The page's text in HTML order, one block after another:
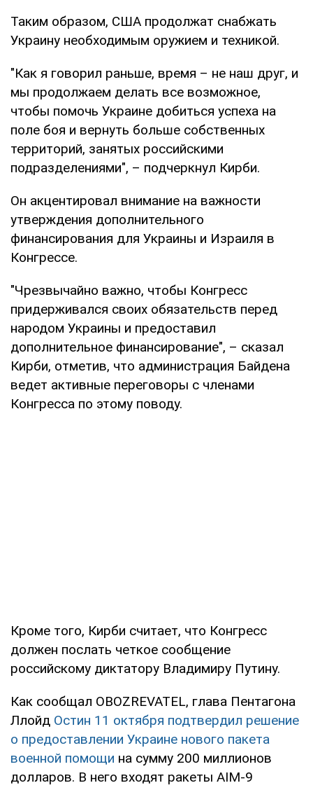
Таким образом, США продолжат снабжать
Украину необходимым оружием и техникой.
"Как я говорил раньше, время – не наш друг, и
мы продолжаем делать все возможное,
чтобы помочь Украине добиться успеха на
поле боя и вернуть больше собственных
территорий, занятых российскими
подразделениями", – подчеркнул Кирби.
Он акцентировал внимание на важности
утверждения дополнительного
финансирования для Украины и Израиля в
Конгрессе.
"Чрезвычайно важно, чтобы Конгресс
придерживался своих обязательств перед
народом Украины и предоставил
дополнительное финансирование", – сказал
Кирби, отметив, что администрация Байдена
ведет активные переговоры с членами
Конгресса по этому поводу.
Кроме того, Кирби считает, что Конгресс
должен послать четкое сообщение
российскому диктатору Владимиру Путину.
Как сообщал OBOZREVATEL, глава Пентагона
Ллойд Остин 11 октября подтвердил решение
о предоставлении Украине нового пакета
военной помощи на сумму 200 миллионов
долларов. В него входят ракеты AIM-9